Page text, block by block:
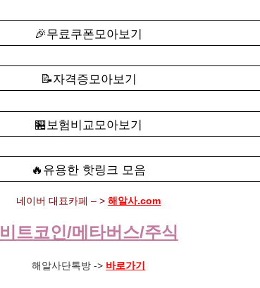
🎉무료쿠폰모아보기
📝자격증모아보기
🏪보험비교모아보기
🔥유용한 핫링크 모음
네이버 대표카페 – >해알사.com
비트코인/메타버스/주식
해알사단톡방 -> 바로가기